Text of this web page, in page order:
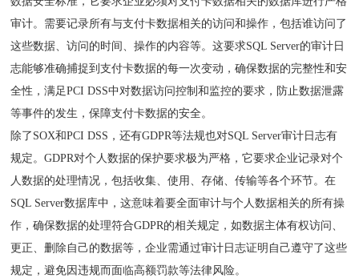
审计。需要记录所有与支付卡数据相关的访问和操作，包括谁访问了
这些数据、访问的时间、操作的内容等。这要求SQL Server的审计日
志能够准确捕捉到支付卡数据的每一次变动，确保数据的完整性和安
全性，满足PCI DSS中对数据访问控制和监控的要求，防止数据泄露
等事件的发生，保障支付卡数据的安全。
除了SOX和PCI DSS，还有GDPR等法规也对SQL Server审计日志有
规定。GDPR对个人数据的保护要求极为严格，它要求企业记录对个
人数据的处理情况，包括收集、使用、存储、传输等各个环节。在
SQL Server数据库中，这意味着要全面审计与个人数据相关的所有操
作，确保数据的处理符合GDPR的相关规定，如数据主体有权访问、
更正、删除自己的数据等，企业需通过审计日志证明自己遵守了这些
规定，避免因违规而面临高额罚款等法律风险。